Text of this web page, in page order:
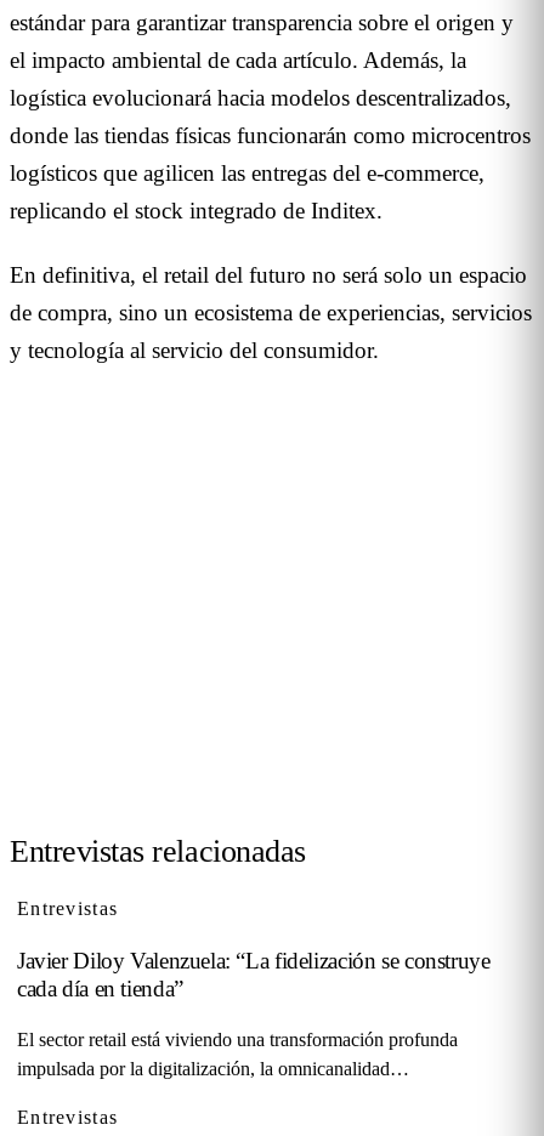
estándar para garantizar transparencia sobre el origen y
el impacto ambiental de cada artículo. Además, la
logística evolucionará hacia modelos descentralizados,
donde las tiendas físicas funcionarán como microcentros
logísticos que agilicen las entregas del e-commerce,
replicando el stock integrado de Inditex.
En definitiva, el retail del futuro no será solo un espacio
de compra, sino un ecosistema de experiencias, servicios
y tecnología al servicio del consumidor.
Entrevistas relacionadas
Entrevistas
Javier Diloy Valenzuela: “La fidelización se construye
cada día en tienda”
El sector retail está viviendo una transformación profunda
impulsada por la digitalización, la omnicanalidad…
Entrevistas